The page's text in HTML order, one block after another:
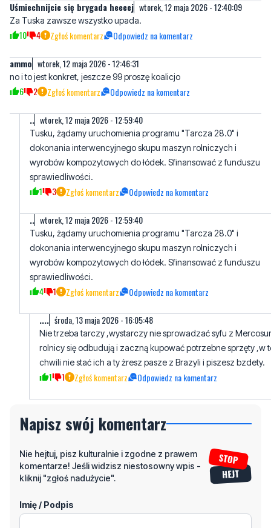
Uśmiechnijcie się brygada heeeej wtorek, 12 maja 2026 - 12:40:09
Za Tuska zawsze wszystko upada.
10 4 Zgłoś komentarz Odpowiedz na komentarz
ammo wtorek, 12 maja 2026 - 12:46:31
no i to jest konkret, jeszcze 99 proszę koalicjo
6 2 Zgłoś komentarz Odpowiedz na komentarz
.. wtorek, 12 maja 2026 - 12:59:40
Tusku, żądamy uruchomienia programu "Tarcza 28.0" i
dokonania interwencyjnego skupu maszyn rolniczych i
wyrobów kompozytowych do łódek. Sfinansować z funduszu
sprawiedliwości.
1 3 Zgłoś komentarz Odpowiedz na komentarz
.. wtorek, 12 maja 2026 - 12:59:40
Tusku, żądamy uruchomienia programu "Tarcza 28.0" i
dokonania interwencyjnego skupu maszyn rolniczych i
wyrobów kompozytowych do łódek. Sfinansować z funduszu
sprawiedliwości.
4 1 Zgłoś komentarz Odpowiedz na komentarz
.... środa, 13 maja 2026 - 16:05:48
Nie trzeba tarczy ,wystarczy nie sprowadzać syfu z
rolnicy się odbudują i zaczną kupować potrzebne sprzęty ,w
chwili nie stać ich a ty żresz pasze z Brazyli i piszesz bzdety.
1 1 Zgłoś komentarz Odpowiedz na komentarz
Napisz swój komentarz
Nie hejtuj, pisz kulturalnie i zgodne z prawem
komentarze! Jeśli widzisz niestosowny wpis -
kliknij "zgłoś nadużycie".
Imię / Podpis